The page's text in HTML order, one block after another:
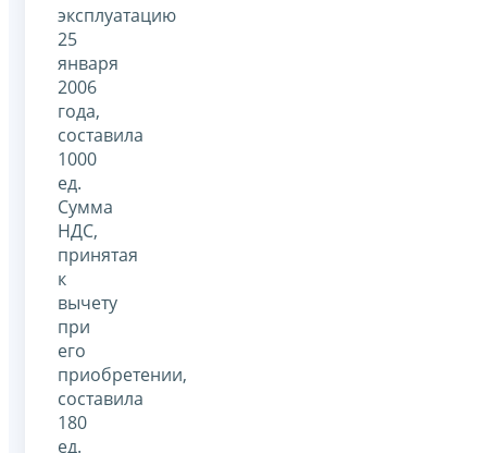
эксплуатацию
25
января
2006
года,
составила
1000
ед.
Сумма
НДС,
принятая
к
вычету
при
его
приобретении,
составила
180
ед.